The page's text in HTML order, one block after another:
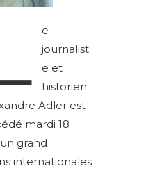
e
journalist
e et
historien
Adler est
mardi 18
grand
internationales